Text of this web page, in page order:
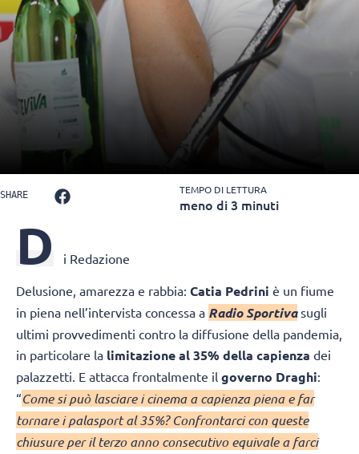
SHARE TEMPO DI LETTURA
meno di 3 minuti
D i Redazione
Delusione, amarezza e rabbia: Catia Pedrini è un fiume
in piena nell’intervista concessa a Radio Sportivasugli
ultimi provvedimenti contro la diffusione della pandemia,
in particolare la limitazione al 35% della capienza dei
palazzetti. E attacca frontalmente il governo Draghi:
“Come si può lasciare i cinema a capienza piena e far
tornare i palasport al 35%? Confrontarci con queste
chiusure per il terzo anno consecutivo equivale a farci